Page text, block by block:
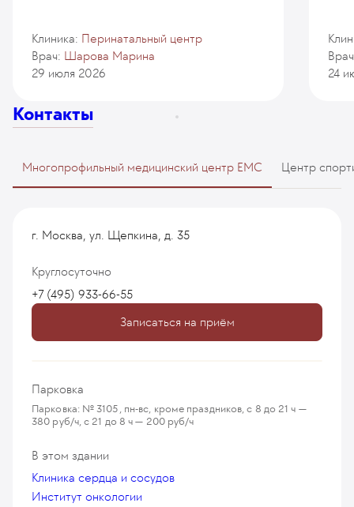
Клиника: Перинатальный центр
Врач: Шарова Марина
29 июля 2026
24
Контакты
Многопрофильный медицинский центр EMC Центр
г. Москва, ул. Щепкина, д. 35
Круглосуточно
+7 (495) 933-66-55
Записаться на приём
Парковка
Парковка: № 3105, пн-вс, кроме праздников, с 8 до 21 ч —
380 руб/ч, с 21 до 8 ч — 200 руб/ч
В этом здании
Клиника сердца и сосудов
Институт онкологии